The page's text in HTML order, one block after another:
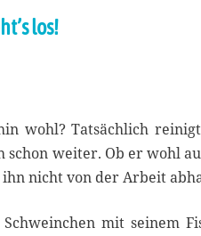
los!
wohl? Tatsächlich
schon weiter. Ob er wohl
ihn nicht von der Arbeit
Schweinchen mit seinem